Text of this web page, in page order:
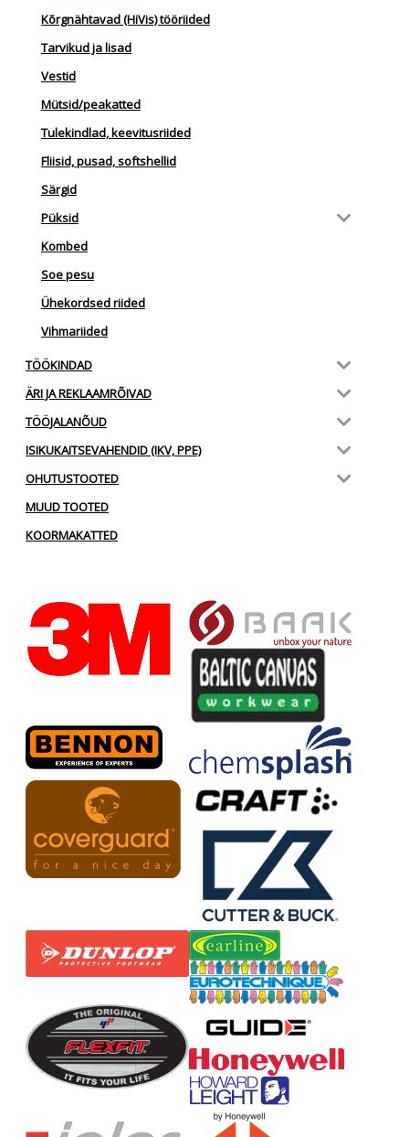
Kõrgnähtavad (HiVis) tööriided
Tarvikud ja lisad
Vestid
Mütsid/peakatted
Tulekindlad, keevitusriided
Fliisid, pusad, softshellid
Särgid
Püksid
Kombed
Soe pesu
Ühekordsed riided
Vihmariided
TÖÖKINDAD
ÄRI JA REKLAAMRÕIVAD
TÖÖJALANÕUD
ISIKUKAITSEVAHENDID (IKV, PPE)
OHUTUSTOOTED
MUUD TOOTED
KOORMAKATTED